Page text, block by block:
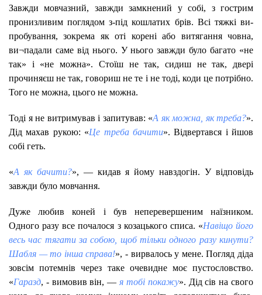
Завжди мовчазний, завжди замкнений у собі, з гострим
пронизливим поглядом з-під кошлатих брів. Всі тяжкі ви-
пробування, зокрема як оті корені або витягання човна,
ви¬падали саме від нього. У нього завжди було багато «не
так» і «не можна». Стоїш не так, сидиш не так, двері
прочиняєш не так, говориш не те і не тоді, коди це потрібно.
Того не можна, цього не можна.
Тоді я не витримував і запитував: «А як можна, як треба?».
Дід махав рукою: «Це треба бачити». Відвертався і йшов
собі геть.
«А як бачити?», — кидав я йому навздогін. У відповідь
завжди було мовчання.
Дуже любив коней і був неперевершеним наїзником.
Одного разу все почалося з козацького списа. «Навіщо його
весь час тягати за собою, щоб тільки одного разу кинути?
Шабля — то інша справа!», - вирвалось у мене. Погляд діда
зовсім потемнів через таке очевидне моє пустословство.
«Гаразд, - вимовив він, —я тобі покажу». Дід сів на свого